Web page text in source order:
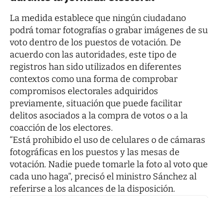
La medida establece que ningún ciudadano
podrá tomar fotografías o grabar imágenes de su
voto dentro de los puestos de votación. De
acuerdo con las autoridades, este tipo de
registros han sido utilizados en diferentes
contextos como una forma de comprobar
compromisos electorales adquiridos
previamente, situación que puede facilitar
delitos asociados a la compra de votos o a la
coacción de los electores.
“Está prohibido el uso de celulares o de cámaras
fotográficas en los puestos y las mesas de
votación. Nadie puede tomarle la foto al voto que
cada uno haga”, precisó el ministro Sánchez al
referirse a los alcances de la disposición.